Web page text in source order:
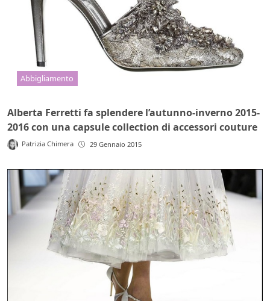
Abbigliamento
Alberta Ferretti fa splendere l’autunno-inverno 2015-
2016 con una capsule collection di accessori couture
Patrizia Chimera 29 Gennaio 2015